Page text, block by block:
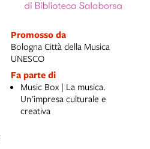
Promosso da
Bologna Città della Musica
UNESCO
Fa parte di
Music Box | La musica.
Un'impresa culturale e
creativa